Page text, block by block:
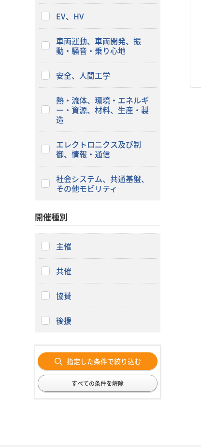
EV、HV
車両運動、車両開発、振
動・騒音・乗り心地
安全、人間工学
熱・流体、環境・エネルギ
ー・資源、材料、生産・製
造
エレクトロニクス及び制
御、情報・通信
社会システム、共通基盤、
その他モビリティ
開催種別
主催
共催
協賛
後援
指定した条件で絞り込む
すべての条件を解除